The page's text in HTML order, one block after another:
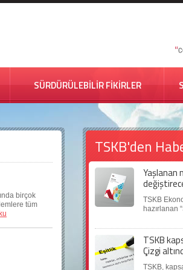
SÜRDÜRÜLEBİLİR FİKİRLER
birçok
tüm
TSKB'den
Yaşlanan
TSKB
hazırlanan
TSKB
Çizgi
TSKB,